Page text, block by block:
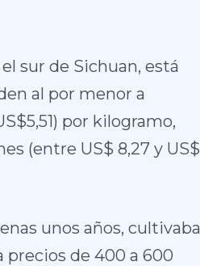
sur de Sichuan, está
al por menor a
por kilogramo,
(entre US$ 8,27 y US$
unos años, cultivaba
precios de 400 a 600